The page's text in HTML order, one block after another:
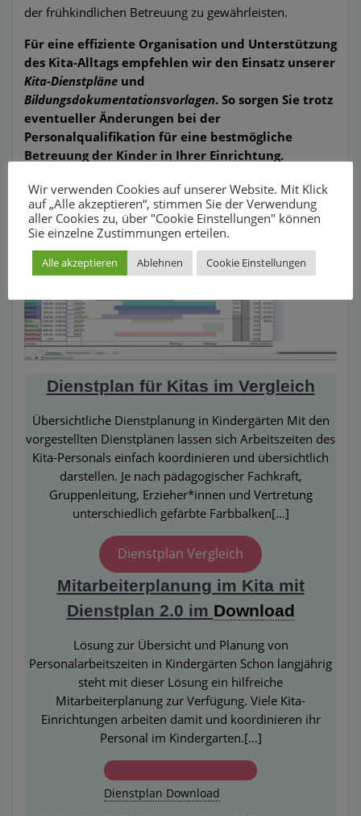
der frühkindlichen Betreuung zu gewährleisten.
Für eine effiziente Organisation und Unterstützung
des Kita-Alltags empfehlen wir den Einsatz unserer
Kita-Dienstpläne und
Bildungsdokumentationsvorlagen. So sorgen Sie trotz
eventueller Änderungen bei der
Personalqualifikation für eine bestmögliche
Betreuung der Kinder in Ihrer Einrichtung.
leicht gemacht
Dienstplan für Kitas im Vergleich
Übersichtliche Dienstplanung in Kindergärten Mit den
vorgestellten Dienstplänen lassen sich Arbeitszeiten des
Kita-Personals einfach koordinieren und übersichtlich
darstellen. Je nach pädagogischer Fachkraft,
Gruppenleitung, Erzieher*innen und Vertretung
unterschiedlich gefärbte Farbbalken[…]
Dienstplan Vergleich
Mitarbeiterplanung im Kita mit
Dienstplan 2.0 im Download
Lösung zur Übersicht und Planung von
Personalarbeitszeiten in Kindergärten Schon langjährig
steht mit dieser Lösung ein hilfreiche
Mitarbeiterplanung zur Verfügung. Viele Kita-
Einrichtungen arbeiten damit und koordinieren ihr
Personal im Kindergarten.[…]
Dienstplan Download
Wir verwenden Cookies auf unserer Website. Mit Klick
auf „Alle akzeptieren“, stimmen Sie der Verwendung
aller Cookies zu, über "Cookie Einstellungen" können
Sie einzelne Zustimmungen erteilen.
Alle akzeptieren Ablehnen Cookie Einstellungen